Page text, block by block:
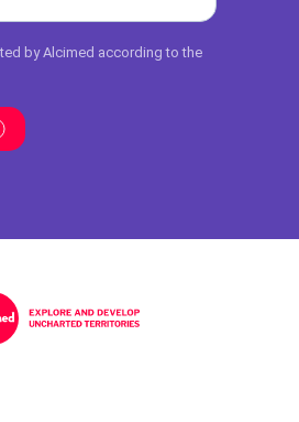
by Alcimed according to the